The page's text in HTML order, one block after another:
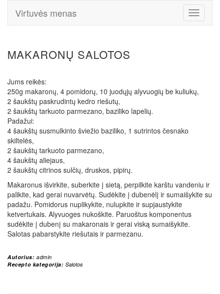
Toggle
Virtuvės menas
MAKARONŲ SALOTOS
Jums reikės:
250g makaronų, 4 pomidorų, 10 juodųjų alyvuogių be kuliukų,
2 šaukštų paskrudintų kedro riešutų,
2 šaukštų tarkuoto parmezano, baziliko lapelių.
Padažui:
4 šaukštų susmulkinto šviežio baziliko, 1 sutrintos česnako
skiltelės,
2 šaukštų tarkuoto parmezano,
4 šaukštų aliejaus,
2 šaukštų citrinos sulčių, druskos, pipirų.
Makaronus išvirkite, suberkite į sietą, perpilkite karštu vandeniu ir
palikite, kad gerai nuvarvėtų. Sudėkite į dubenėlį ir sumaišykite su
padažu. Pomidorus nuplikykite, nulupkite ir supjaustykite
ketvertukais. Alyvuoges nukoškite. Paruoštus komponentus
sudėkite į dubenį su makaronais ir gerai viską sumaišykite.
Salotas pabarstykite riešutais ir parmezanu.
Autorius: admin
Recepto kategorija: Salotos